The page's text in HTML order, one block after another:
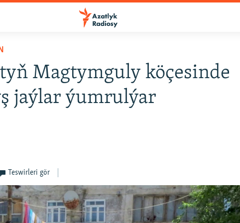
Magtymguly köçesinde
jaýlar ýumrulýar
Teswirleri gör